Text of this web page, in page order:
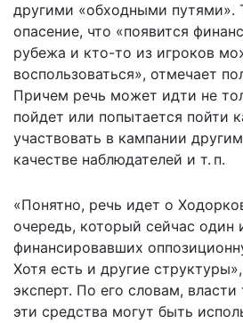
другими «обходными путями».
опасение, что «появится
рубежа и кто-то из игроков
воспользоваться», отмечает
Причем речь может идти не
пойдет или попытается пойти
участвовать в кампании
качестве наблюдателей и т. п.
«Понятно, речь идет о
очередь, который сейчас один
финансировавших
Хотя есть и другие
эксперт. По его словам, власти
эти средства могут быть